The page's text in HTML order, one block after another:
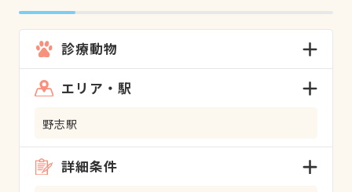
診療動物
エリア・駅
野志駅
詳細条件